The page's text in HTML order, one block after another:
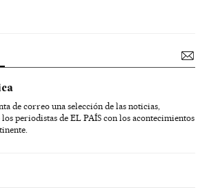
de correo una selección de las noticias,
periodistas de EL PAÍS con los acontecimientos